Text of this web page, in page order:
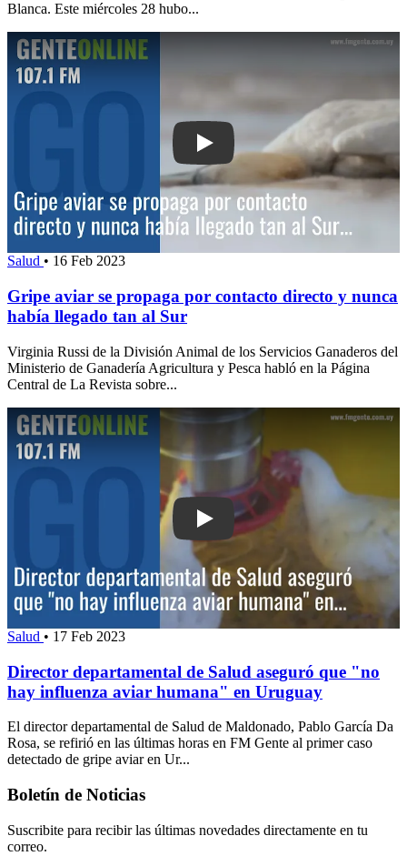
Blanca. Este miércoles 28 hubo...
Play: Gripe aviar se propaga por
Salud • 16 Feb 2023
Gripe aviar se propaga por contacto directo y nunca
había llegado tan al Sur
Virginia Russi de la División Animal de los Servicios Ganaderos del
Ministerio de Ganadería Agricultura y Pesca habló en la Página
Central de La Revista sobre...
Play: Director departamental de
Salud • 17 Feb 2023
Director departamental de Salud aseguró que "no
hay influenza aviar humana" en Uruguay
El director departamental de Salud de Maldonado, Pablo García Da
Rosa, se refirió en las últimas horas en FM Gente al primer caso
detectado de gripe aviar en Ur...
Boletín de Noticias
Suscribite para recibir las últimas novedades directamente en tu
correo.